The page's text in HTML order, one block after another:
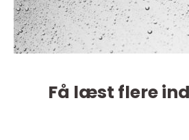
Få læst flere